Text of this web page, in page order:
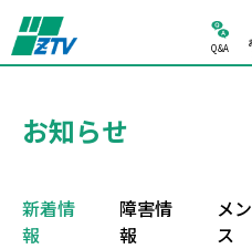
Q&A
お知らせ
新着情
報
障害情
報
メ
ス